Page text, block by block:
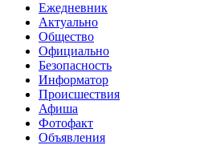
Ежедневник
Актуально
Общество
Официально
Безопасность
Информатор
Происшествия
Афиша
Фотофакт
Объявления